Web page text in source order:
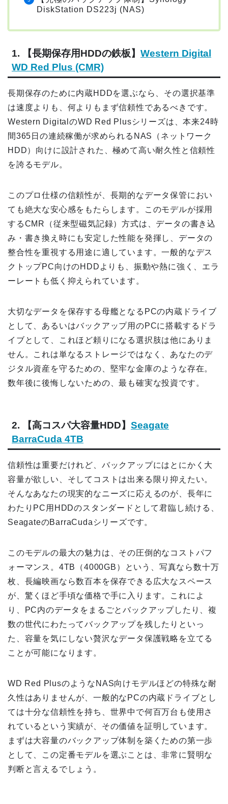
DiskStation DS223j (NAS)
1. 【長期保存用HDDの鉄板】 Western Digital
WD Red Plus (CMR)
長期保存のために内蔵HDDを選ぶなら、その選択基準
は速度よりも、何よりもまず信頼性であるべきです。
Western DigitalのWD Red Plusシリーズは、本来24時
間365日の連続稼働が求められるNAS（ネットワーク
HDD）向けに設計された、極めて高い耐久性と信頼性
を誇るモデル。
このプロ仕様の信頼性が、長期的なデータ保管におい
ても絶大な安心感をもたらします。このモデルが採用
するCMR（従来型磁気記録）方式は、データの書き込
み・書き換え時にも安定した性能を発揮し、データの
整合性を重視する用途に適しています。一般的なデス
クトップPC向けのHDDよりも、振動や熱に強く、エラ
ーレートも低く抑えられています。
大切なデータを保存する母艦となるPCの内蔵ドライブ
として、あるいはバックアップ用のPCに搭載するドラ
イブとして、これほど頼りになる選択肢は他にありま
せん。これは単なるストレージではなく、あなたのデ
ジタル資産を守るための、堅牢な金庫のような存在。
数年後に後悔しないための、最も確実な投資です。
2. 【高コスパ大容量HDD】 Seagate
BarraCuda 4TB
信頼性は重要だけれど、バックアップにはとにかく大
容量が欲しい、そしてコストは出来る限り抑えたい。
そんなあなたの現実的なニーズに応えるのが、長年に
わたりPC用HDDのスタンダードとして君臨し続ける、
SeagateのBarraCudaシリーズです。
このモデルの最大の魅力は、その圧倒的なコストパフ
ォーマンス。4TB（4000GB）という、写真なら数十万
枚、長編映画なら数百本を保存できる広大なスペース
が、驚くほど手頃な価格で手に入ります。これによ
り、PC内のデータをまるごとバックアップしたり、複
数の世代にわたってバックアップを残したりといっ
た、容量を気にしない贅沢なデータ保護戦略を立てる
ことが可能になります。
WD Red PlusのようなNAS向けモデルほどの特殊な耐
久性はありませんが、一般的なPCの内蔵ドライブとし
ては十分な信頼性を持ち、世界中で何百万台も使用さ
れているという実績が、その価値を証明しています。
まずは大容量のバックアップ体制を築くための第一歩
として、この定番モデルを選ぶことは、非常に賢明な
判断と言えるでしょう。